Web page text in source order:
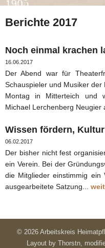
Berichte 2017
Noch einmal krachen
16.06.2017
Der Abend war für
Schauspieler und Musiker
Montag in Mitterteich und
Michael Lerchenberg Neugier
Wissen fördern,
06.02.2017
Der bisher nicht fest
ein Verein. Bei der
die Mitglieder einstimmig ein
ausgearbeitete Satzung...
© 2026 Arbeitskreis
Layout by Thorstn,